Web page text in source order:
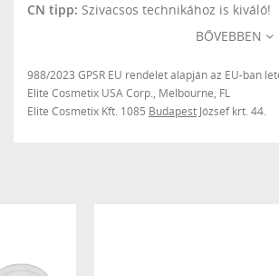
CN tipp: Szivacsos technikához is kiváló!
BŐVEBBEN
988/2023 GPSR EU rendelet alapján az EU-ban
Elite Cosmetix USA Corp., Melbourne, FL
Elite Cosmetix Kft. 1085 Budapest József krt. 44.